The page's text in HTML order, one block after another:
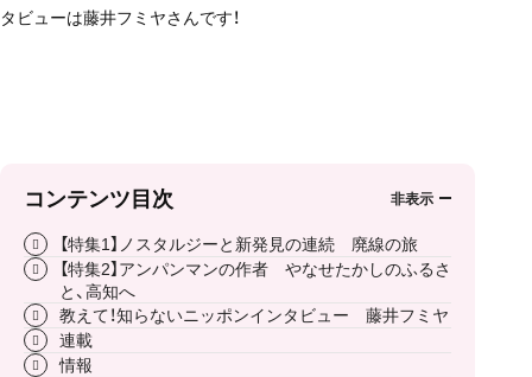
タビューは藤井フミヤさんです！
コンテンツ目次
【特集1】ノスタルジーと新発見の連続 廃線の旅
【特集2】アンパンマンの作者 やなせたかしのふるさ
と、高知へ
教えて！知らないニッポンインタビュー 藤井フミヤ
連載
情報